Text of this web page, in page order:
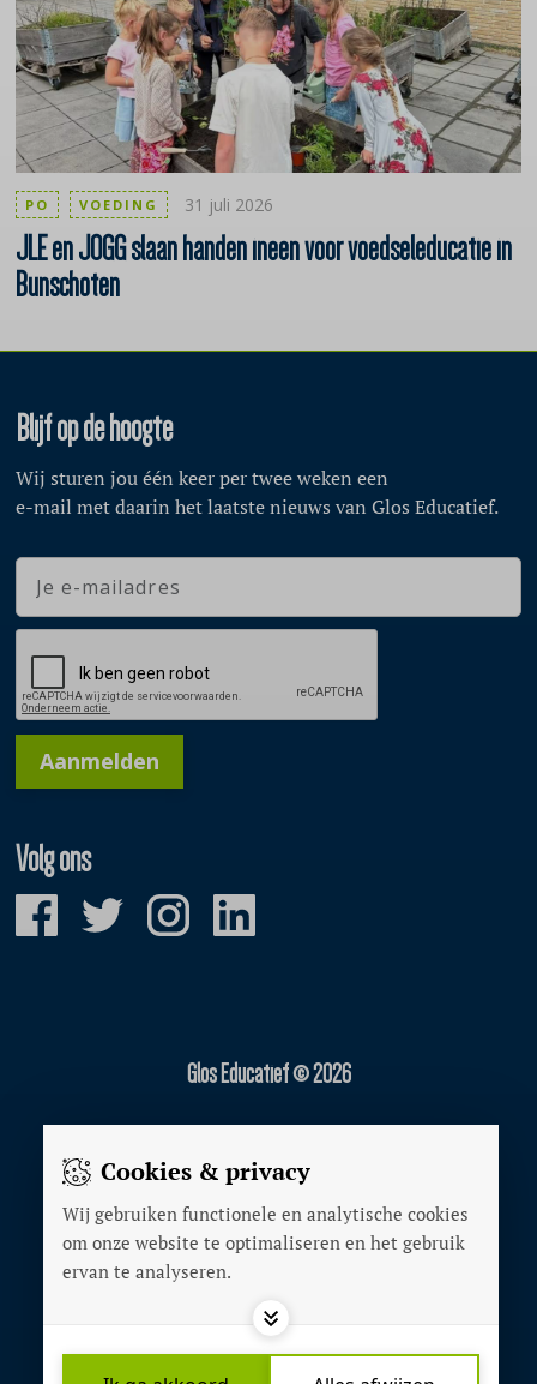
Cookies & privacy
Wij gebruiken functionele en analytische cookies
om onze website te optimaliseren en het gebruik
ervan te analyseren.
JLE en JOGG slaan handen ineen voorvoedseleducatiein
Bunschoten
PO VOEDING 31 juli 2026
Blijf op de hoogte
Wij sturen jou één keer per twee weken een
e-mail met daarin het laatste nieuws van Glos Educatief.
Aanmelden
Volg ons
Glos Educatief © 2026
OVER ONS
COOKIES